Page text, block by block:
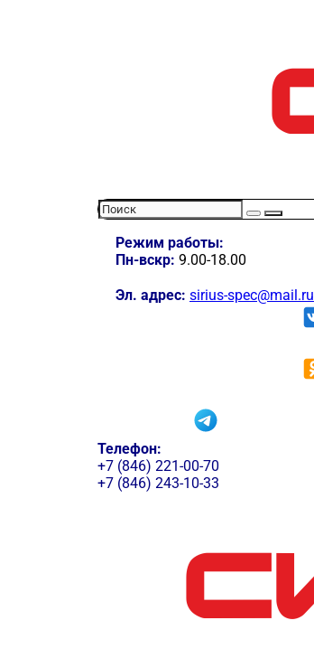
Режим работы:
Пн-вскр: 9.00-18.00
Эл. адрес: sirius-spec@mail.ru
Телефон:
+7 (846) 221-00-70
+7 (846) 243-10-33